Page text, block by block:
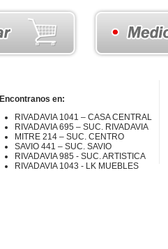
Encontranos en:
RIVADAVIA 1041 – CASA CENTRAL
RIVADAVIA 695 – SUC. RIVADAVIA
MITRE 214 – SUC. CENTRO
SAVIO 441 – SUC. SAVIO
RIVADAVIA 985 - SUC. ARTISTICA
RIVADAVIA 1043 - LK MUEBLES